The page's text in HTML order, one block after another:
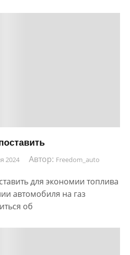
2024 Автор: Freedom_auto
для экономии топлива
автомобиля на газ
об